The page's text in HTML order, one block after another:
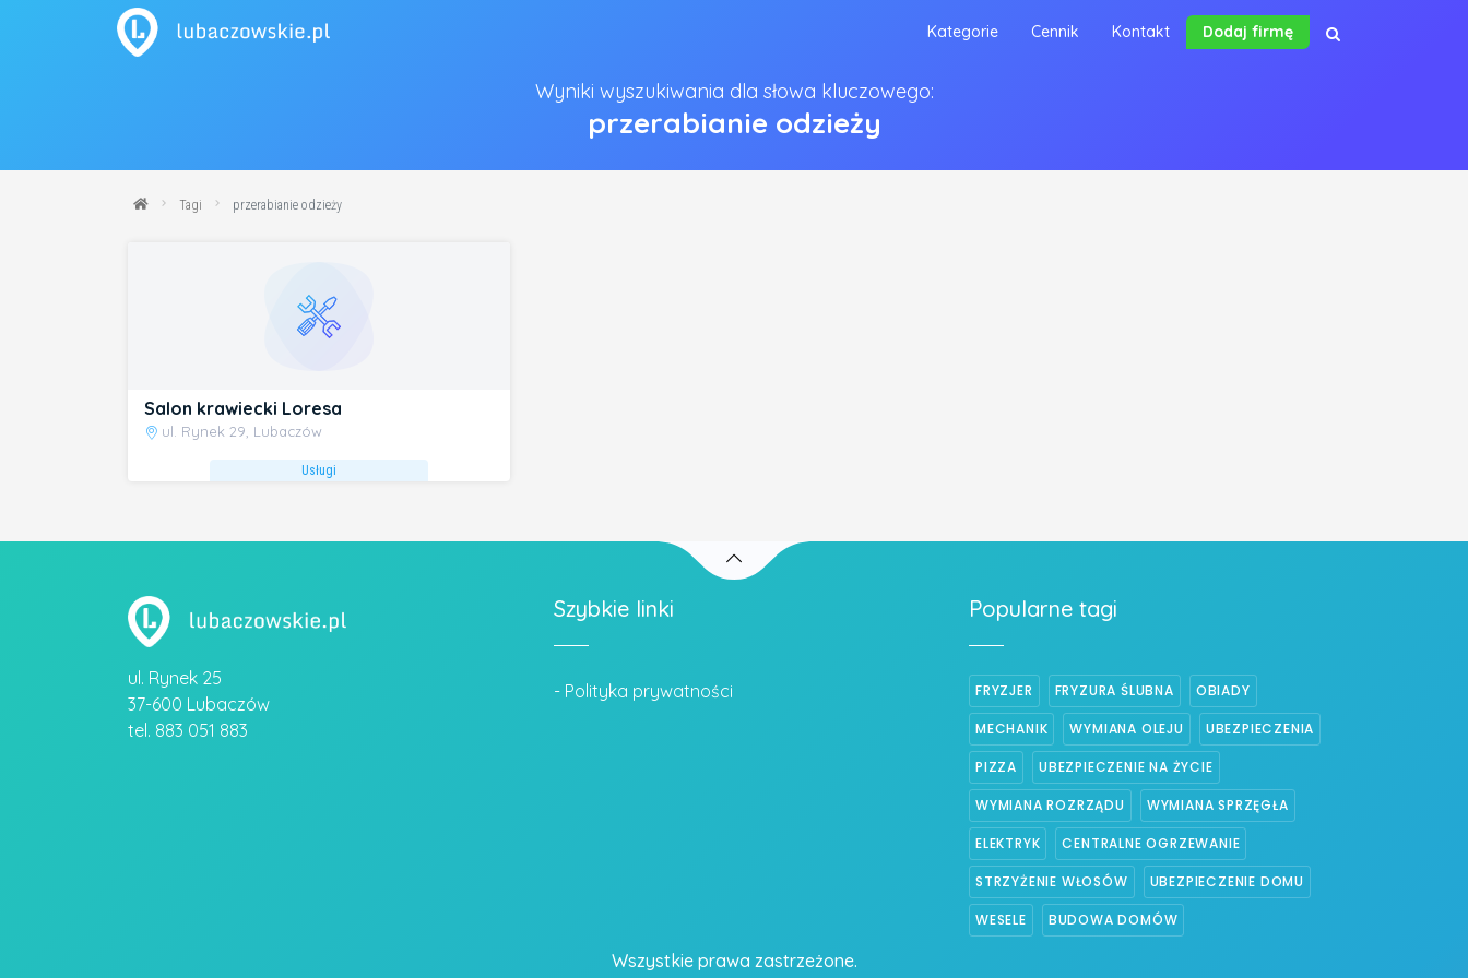
Kategorie Cennik Kontakt Dodaj firmę
Wyniki wyszukiwania dla słowa kluczowego:
przerabianie odzieży
Tagi przerabianie odzieży
Salon krawiecki Loresa
ul. Rynek 29, Lubaczów
Usługi
ul. Rynek 25
37-600 Lubaczów
tel. 883 051 883
Szybkie linki
- Polityka prywatności
Popularne tagi
FRYZJER FRYZURA ŚLUBNA OBIADY
MECHANIK WYMIANA OLEJU UBEZPIECZENIA
PIZZA UBEZPIECZENIE NA ŻYCIE
WYMIANA ROZRZĄDU WYMIANA SPRZĘGŁA
ELEKTRYK CENTRALNE OGRZEWANIE
STRZYŻENIE WŁOSÓW UBEZPIECZENIE DOMU
WESELE BUDOWA DOMÓW
Wszystkie prawa zastrzeżone.